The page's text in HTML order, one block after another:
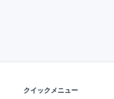
クイックメニュー